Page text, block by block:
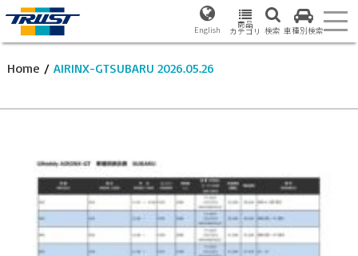
English 商品
カテゴリ 検索 車種別検索
Home / AIRINX-GTSUBARU 2026.05.26